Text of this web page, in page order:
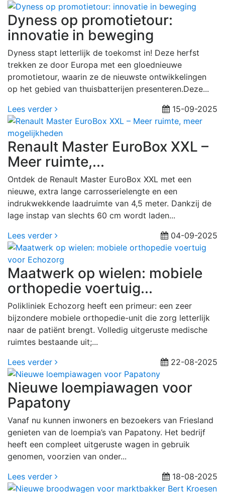
Dyness op promotietour:
innovatie in beweging
Dyness stapt letterlijk de toekomst in! Deze herfst
trekken ze door Europa met een gloednieuwe
promotietour, waarin ze de nieuwste ontwikkelingen
op het gebied van thuisbatterijen presenteren.Deze...
Lees verder
15-09-2025
Renault Master EuroBox XXL –
Meer ruimte,...
Ontdek de Renault Master EuroBox XXL met een
nieuwe, extra lange carrosserielengte en een
indrukwekkende laadruimte van 4,5 meter. Dankzij de
lage instap van slechts 60 cm wordt laden...
Lees verder
04-09-2025
Maatwerk op wielen: mobiele
orthopedie voertuig...
Polikliniek Echozorg heeft een primeur: een zeer
bijzondere mobiele orthopedie-unit die zorg letterlijk
naar de patiënt brengt. Volledig uitgeruste medische
ruimtes bestaande uit;...
Lees verder
22-08-2025
Nieuwe loempiawagen voor
Papatony
Vanaf nu kunnen inwoners en bezoekers van Friesland
genieten van de loempia’s van Papatony. Het bedrijf
heeft een compleet uitgeruste wagen in gebruik
genomen, voorzien van onder...
Lees verder
18-08-2025